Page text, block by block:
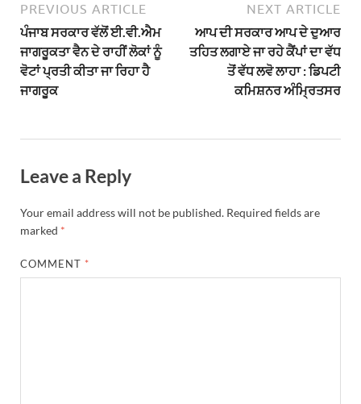
PREVIOUS ARTICLE
ਪੰਜਾਬ ਸਰਕਾਰ ਵੱਲੋਂ ਈ.ਵੀ.ਐਮ
ਜਾਗਰੂਕਤਾ ਵੈਨ ਦੇ ਰਾਹੀਂ ਲੋਕਾਂ ਨੂੰ
ਵੋਟਾਂ ਪ੍ਰਤੀ ਕੀਤਾ ਜਾ ਰਿਹਾ ਹੈ
ਜਾਗਰੂਕ
NEXT ARTICLE
ਆਪ ਦੀ ਸਰਕਾਰ ਆਪ ਦੇ ਦੁਆਰ
ਤਹਿਤ ਲਗਾਏ ਜਾ ਰਹੇ ਕੈਂਪਾਂ ਦਾ ਵੱਧ
ਤੋਂ ਵੱਧ ਲਵੋ ਲਾਹਾ : ਡਿਪਟੀ
ਕਮਿਸ਼ਨਰ ਅੰਮ੍ਰਿਤਸਰ
Leave a Reply
Your email address will not be published. Required fields are
marked *
COMMENT *